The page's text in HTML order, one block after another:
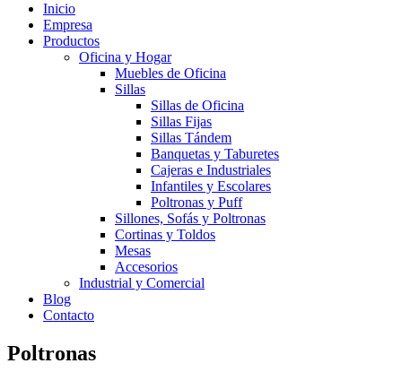
Inicio
Empresa
Productos
Oficina y Hogar
Muebles de Oficina
Sillas
Sillas de Oficina
Sillas Fijas
Sillas Tándem
Banquetas y Taburetes
Cajeras e Industriales
Infantiles y Escolares
Poltronas y Puff
Sillones, Sofás y Poltronas
Cortinas y Toldos
Mesas
Accesorios
Industrial y Comercial
Blog
Contacto
Poltronas